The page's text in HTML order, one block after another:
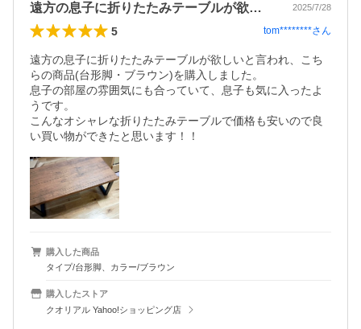
遠方の息子に折りたたみテーブルが欲しい… 2025/7/28
5 tom********さん
遠方の息子に折りたたみテーブルが欲しいと言われ、こち
らの商品(台形脚・ブラウン)を購入しました。
息子の部屋の雰囲気にも合っていて、息子も気に入ったよ
うです。
こんなオシャレな折りたたみテーブルで価格も安いので良
い買い物ができたと思います！！
購入した商品
タイプ/台形脚、カラー/ブラウン
購入したストア
クオリアル Yahoo!ショッピング店